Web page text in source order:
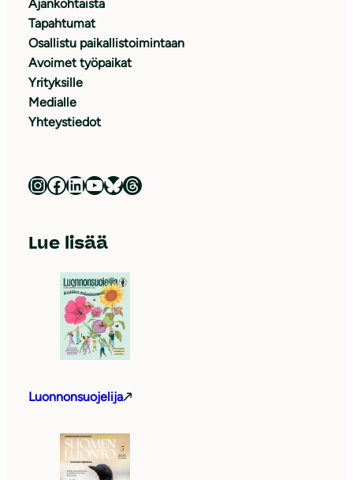
Ajankohtaista
Tapahtumat
Osallistu paikallistoimintaan
Avoimet työpaikat
Yrityksille
Medialle
Yhteystiedot
Luonnonsuojeluliitto Instagramissa Luonnonsuojeluliitto Facebookissa Luonnonsuojeluliitto LinkedInissä Luonnonsuojeluliiton YouTube-kanava Luonnonsuojeluliitto Blueskyssa Luonnonsuojeluliitto Threadsissa
Lue lisää
Luonnonsuojelija